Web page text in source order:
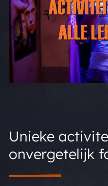
Unieke
onvergetelijk